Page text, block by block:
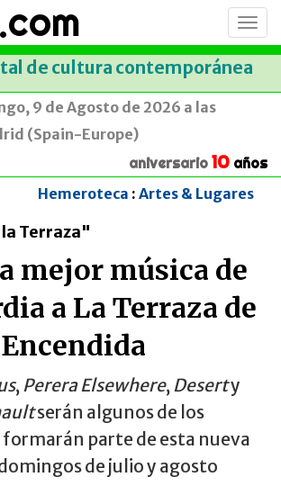
de cultura contemporánea
9 de Agosto de 2026 a las
(Spain-Europe)
aniversario 10 años
Hemeroteca : Artes & Lugares
Terraza"
mejor música de
a La Terraza de
, Perera Elsewhere, Deserty
serán algunos de los
parte de esta nueva
de julio y agosto